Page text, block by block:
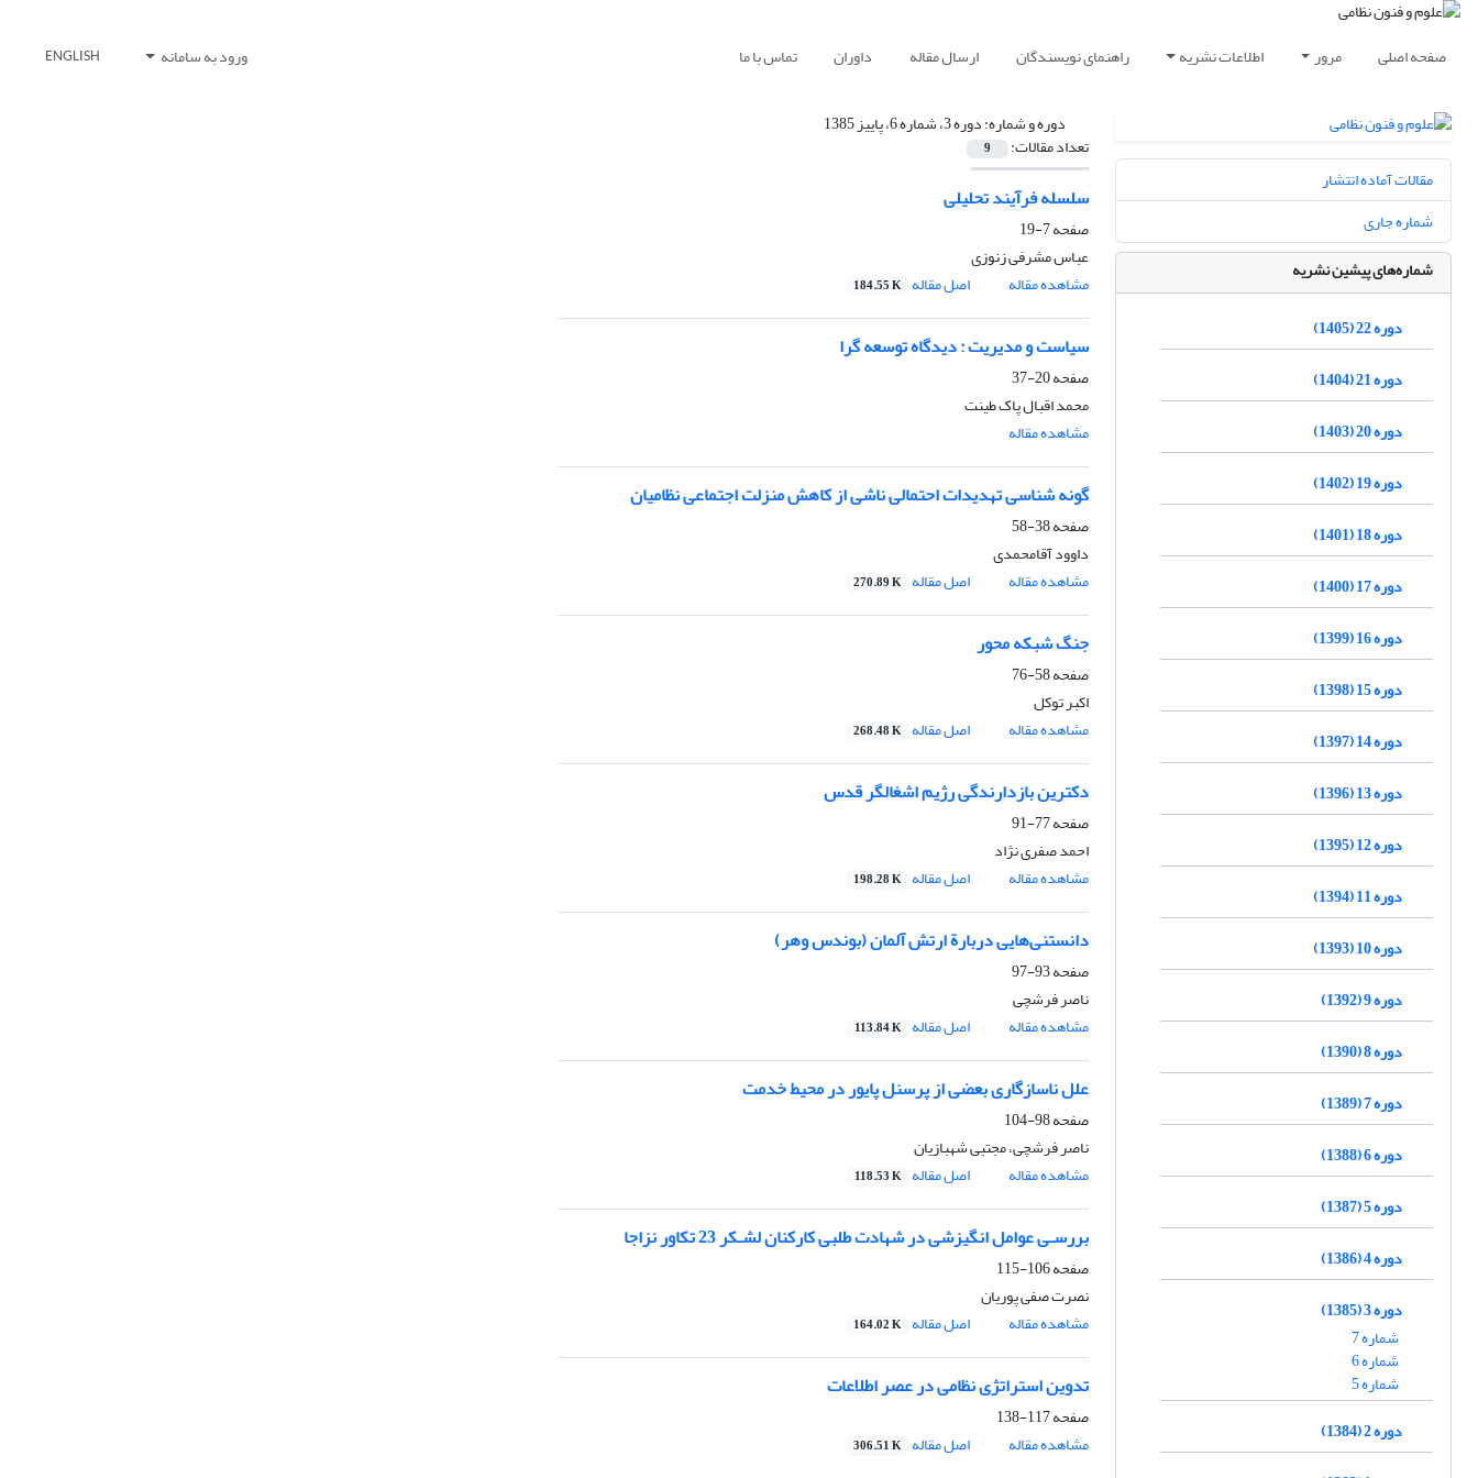
صفحه اصلی مرور اطلاعات نشریه راهنمای نویسندگان ارسال مقاله داوران تماس با ما ورود به سامانه ENGLISH
دوره و شماره:دوره 3، شماره 6، پاییز 1385
تعداد مقالات: 9
سلسله فرآیند تحلیلی
صفحه7-19
عباس مشرفی زنوزی
مشاهده مقاله
اصل مقاله 184.55 K
سیاست و مدیریت : دیدگاه توسعه گرا
صفحه20-37
محمد اقبال پاک طینت
مشاهده مقاله
گونه شناسی تهدیدات احتمالی ناشی از کاهش منزلت اجتماعی نظامیان
صفحه38-58
داوود آقامحمدی
مشاهده مقاله
اصل مقاله 270.89 K
جنگ شبکه محور
صفحه58-76
اکبر توکل
مشاهده مقاله
اصل مقاله 268.48 K
دکترین بازدارندگی رژیم اشغالگر قدس
صفحه77-91
احمد صفری نژاد
مشاهده مقاله
اصل مقاله 198.28 K
دانستنی‌هایی دربارة ارتش آلمان (بوندس وهر)
صفحه93-97
ناصر فرشچی
مشاهده مقاله
اصل مقاله 113.84 K
علل ناسازگاری بعضی از پرسنل پایور در محیط خدمت
صفحه98-104
ناصر فرشچی، مجتبی شهبازیان
مشاهده مقاله
اصل مقاله 118.53 K
بررسـی عوامل انگیزشی در شهادت طلبی کارکنان لشـکر 23 تکاور نزاجا
صفحه106-115
نصرت صفی پوریان
مشاهده مقاله
اصل مقاله 164.02 K
تدوین استراتژی نظامی در عصر اطلاعات
صفحه117-138
مشاهده مقاله
اصل مقاله 306.51 K
مقالات آماده انتشار
شماره جاری
شماره‌های پیشین نشریه
دوره 22 (1405)
دوره 21 (1404)
دوره 20 (1403)
دوره 19 (1402)
دوره 18 (1401)
دوره 17 (1400)
دوره 16 (1399)
دوره 15 (1398)
دوره 14 (1397)
دوره 13 (1396)
دوره 12 (1395)
دوره 11 (1394)
دوره 10 (1393)
دوره 9 (1392)
دوره 8 (1390)
دوره 7 (1389)
دوره 6 (1388)
دوره 5 (1387)
دوره 4 (1386)
دوره 3 (1385)
شماره 7
شماره 6
شماره 5
دوره 2 (1384)